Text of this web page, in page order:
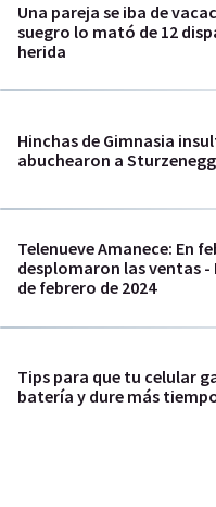
Una pareja se iba de
suegro lo mató de 12
herida
Hinchas de Gimnasia
abuchearon a
Telenueve Amanece: En
desplomaron las ventas -
de febrero de 2024
Tips para que tu celular
batería y dure más